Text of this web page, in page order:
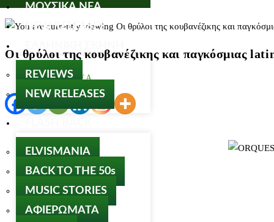
ΜΟΥΣΙΚΑ ΝΕΑ
NEW RELEASES
REVIEWS
NEW RELEASES
ELVISMANIA
BACK TO THE 50s
MUSIC STORIES
ΑΦΙΕΡΩΜΑΤΑ
Οι θρύλοι της κουβανέζικης και παγκόσμιας
ΜΟΥΣΙΚΑ ΝΕΑ